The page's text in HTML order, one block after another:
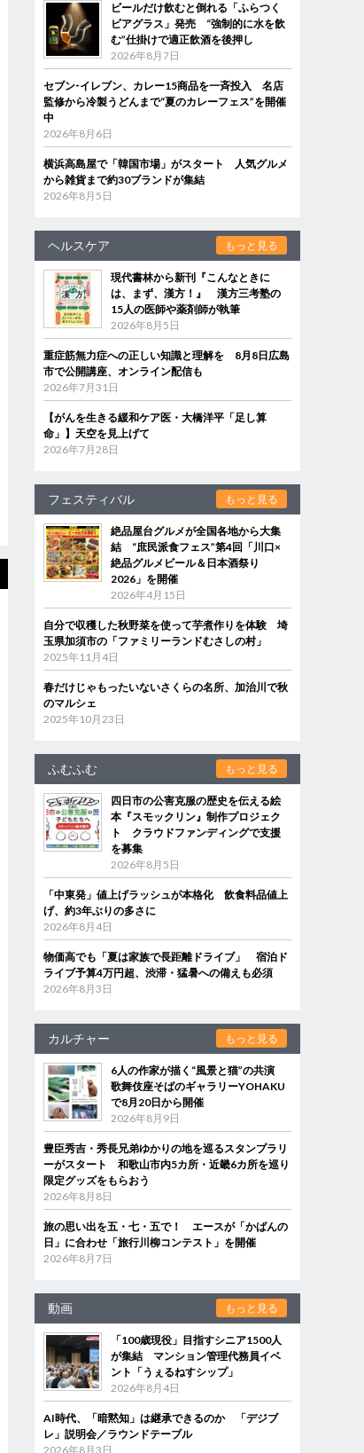
ビールだけ飲むと倒れる「ふらつく
ビアグラス」発売 “強制的に水を飲
む”仕掛けで適正飲酒を後押し
2026年8月7日
セブン‐イレブン、カレー15商品を一斉投入 名店
監修から冷製うどんまで“夏のカレーフェス”を開催
中
2026年8月6日
横浜高島屋で「韓国市場」がスタート 人気グルメ
から雑貨まで約30ブランドが集結
2026年8月5日
ヘルスケア もっと見る
現代書林から新刊『こんなときに
は、まず、漢方！』 漢方三考塾の
15人の医師や薬剤師が執筆
2026年8月5日
重症筋無力症への正しい知識と理解を 8月8日広島
市で公開講座、オンライン配信も
2026年7月31日
【がんを生きる緩和ケア医・大橋洋平「足し算
命」】天空を見上げて
2026年7月28日
フェスティバル もっと見る
絶品屋台グルメが全国各地から大集
結 “庶民派食フェス”第4回「川口×
絶品グルメビール＆日本酒祭り
2026」を開催
2026年4月15日
自分で収穫した秋野菜を使って芋煮作りを体験 埼
玉県加須市の「ファミリーランドむさしの村」
2025年11月4日
春だけじゃもったいないさくらの名所、加治川で秋
のマルシェ
2025年10月23日
ふむふむ もっと見る
四日市の公害克服の歴史を伝える絵
本『スモックリン』制作プロジェク
ト クラウドファンディングで支援
を募集
2026年8月5日
「中東発」値上げラッシュが本格化 飲食料品値上
げ、約3年ぶりの多さに
2026年8月4日
物価高でも「夏は家族で長距離ドライブ」 宿泊ド
ライブ予算4万円超、渋滞・猛暑への備えも必須
2026年8月3日
カルチャー もっと見る
6人の作家が描く“風景と猫”の共演
歌舞伎座そばのギャラリーYOHAKU
で8月20日から開催
2026年8月9日
豊臣秀吉・秀長兄弟ゆかりの地を巡るスタンプラリ
ーがスタート 和歌山市内5カ所・近畿6カ所を巡り
限定グッズをもらおう
2026年8月8日
旅の思い出を五・七・五で！ エースが「かばんの
日」に合わせ「旅行川柳コンテスト」を開催
2026年8月7日
動画 もっと見る
「100歳現役」目指すシニア1500人
が集結 マンション管理代務員イベ
ント「うぇるねすシップ」
2026年8月4日
AI時代、「暗黙知」は継承できるのか 「デジブ
レ」説明会／ラウンドテーブル
2026年8月3日